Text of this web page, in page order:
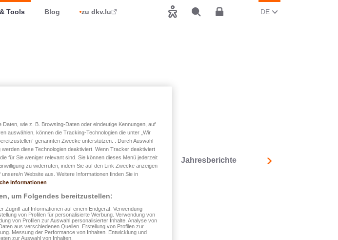
Tools Blog zu dkv.lu
Suchen
BarrierefreiheitKundenbereich
AKTUELLE SPRACHE
DE(DEUTSCH)
Nachfolgend
IPID Finanzinfoblätter KID Jahresberichte Schäden
wie z. B. Browsing-Daten oder eindeutige Kennungen, auf
auswählen, können die Tracking-Technologien die unter „Wir
genannten Zwecke unterstützen. . Durch Auswahl
diese Technologien deaktiviert. Wenn Tracker deaktiviert
für Sie weniger relevant sind. Sie können dieses Menü jederzeit
zu widerrufen, indem Sie auf den Link Zwecke anzeigen
n Website aus. Weitere Informationen finden Sie in
Informationen
um Folgendes bereitzustellen:
Zugriff auf Informationen auf einem Endgerät. Verwendung
von Profilen für personalisierte Werbung. Verwendung von
von Profilen zur Auswahl personalisierter Inhalte. Analyse von
aus verschiedenen Quellen. Erstellung von Profilen zur
Messung der Performance von Inhalten. Entwicklung und
zur Auswahl von Inhalten.